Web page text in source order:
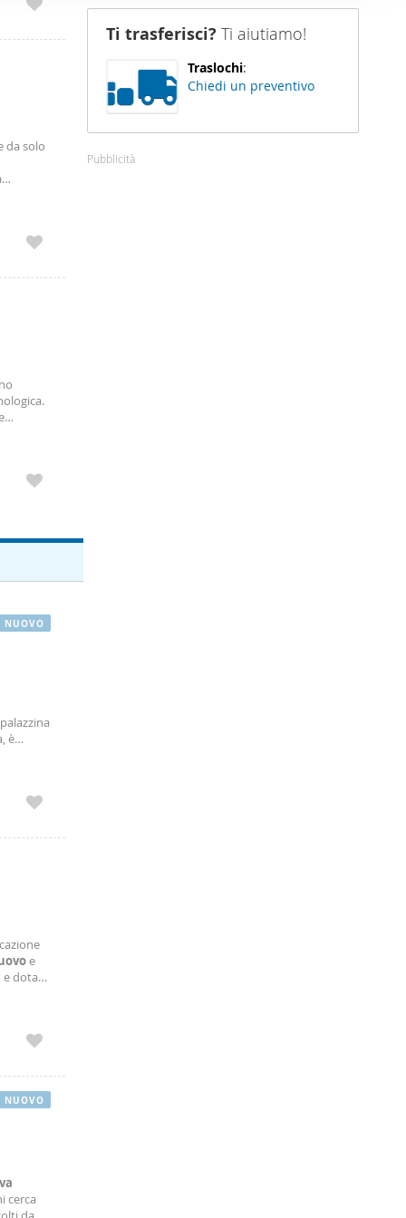
sito
loro
da solo
o
è
NUOVO
e
dotato
cerca
NUOVO
Ti trasferisci? Ti aiutiamo!
Traslochi:
Chiedi un preventivo
Pubblicità